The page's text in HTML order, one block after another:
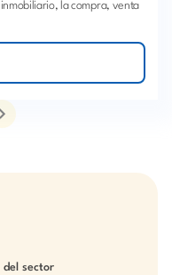
la compra, venta
del sector